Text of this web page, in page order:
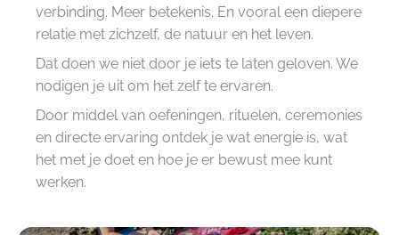
verbinding. Meer betekenis. En vooral een diepere
relatie met zichzelf, de natuur en het leven.
Dat doen we niet door je iets te laten geloven. We
nodigen je uit om het zelf te ervaren.
Door middel van oefeningen, rituelen, ceremonies
en directe ervaring ontdek je wat energie is, wat
het met je doet en hoe je er bewust mee kunt
werken.